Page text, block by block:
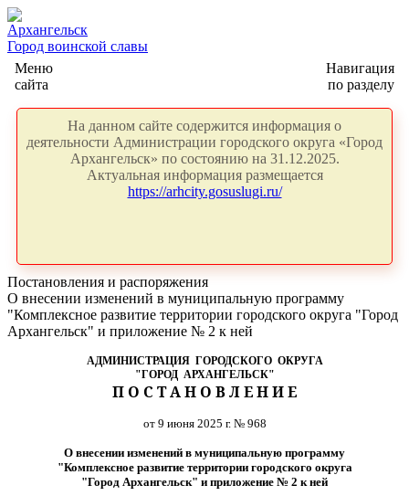
Архангельск
Город воинской славы
Меню
сайта
Навигация
по разделу
На данном сайте содержится информация о
деятельности Администрации городского округа «Город
Архангельск» по состоянию на 31.12.2025.
Актуальная информация размещается
https://arhcity.gosuslugi.ru/
Постановления и распоряжения
О внесении изменений в муниципальную программу
"Комплексное развитие территории городского округа "Город
Архангельск" и приложение № 2 к ней
АДМИНИСТРАЦИЯ ГОРОДСКОГО ОКРУГА
"ГОРОД АРХАНГЕЛЬСК"
П О С Т А Н О В Л Е Н И Е
от 9 июня 2025 г. № 968
О внесении изменений в муниципальную программу
"Комплексное развитие территории городского округа
"Город Архангельск" и приложение № 2 к ней